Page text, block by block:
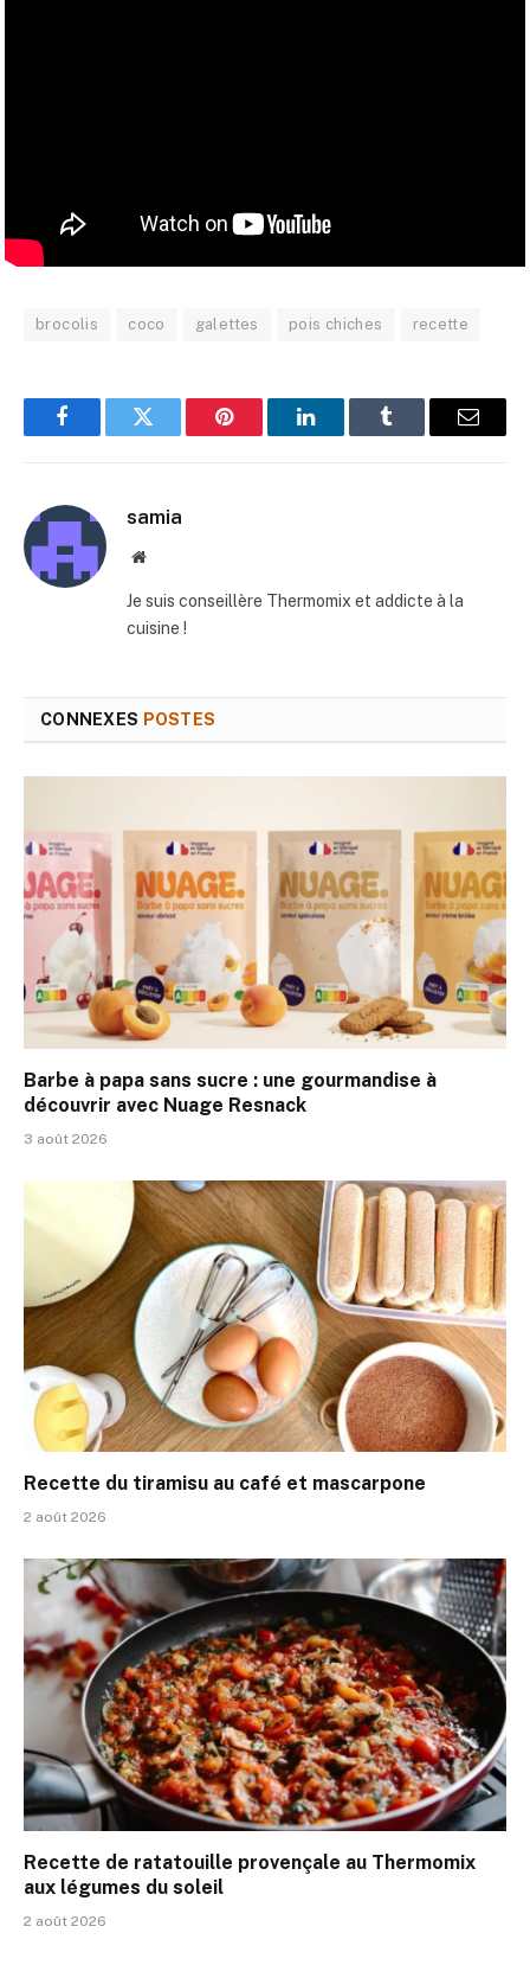
brocolis coco galettes pois chiches recette
FacebookTwitter Pinterest LinkedInTumblr
E-
samia
Site
Je suis conseillère Thermomix et addicte à la
cuisine !
CONNEXES POSTES
Barbe à papa sans sucre : une gourmandise à
découvrir avec Nuage Resnack
3 août 2026
Recette du tiramisu au café et mascarpone
2 août 2026
Recette de ratatouille provençale au Thermomix
aux légumes du soleil
2 août 2026